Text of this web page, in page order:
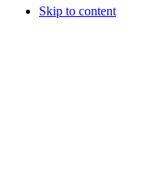
Skip to content